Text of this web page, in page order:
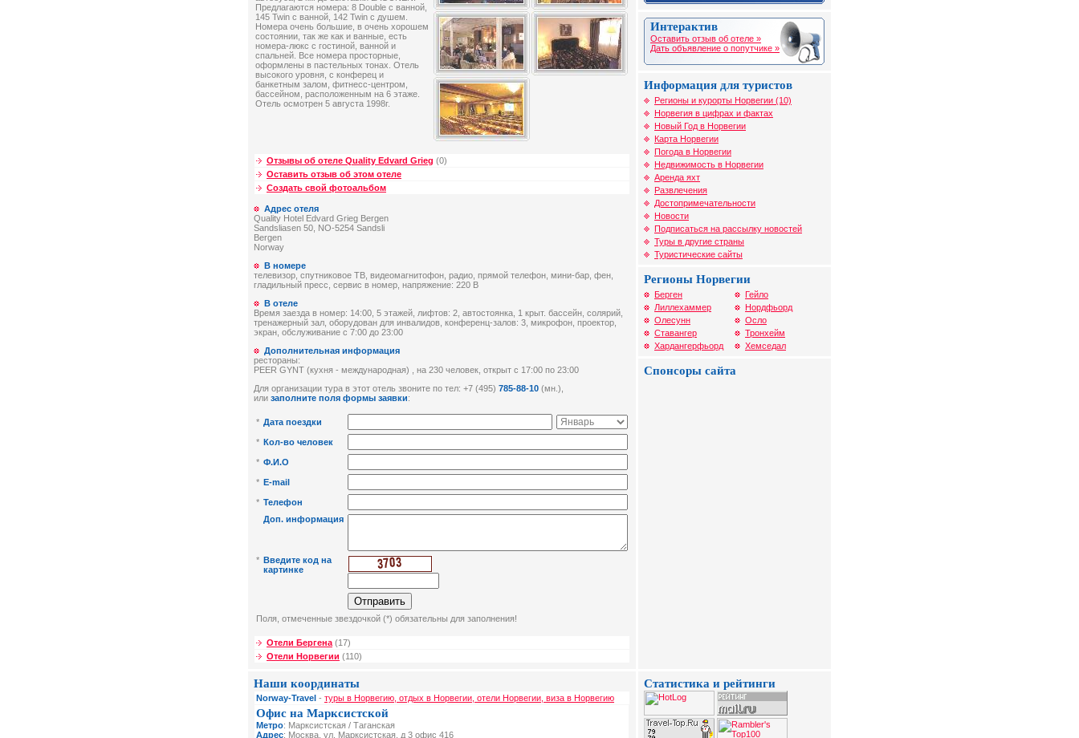
Предлагаются номера: 8 Double с ванной,
145 Twin с ванной, 142 Twin с душем.
Номера очень большие, в очень хорошем
состоянии, так же как и ванные, есть
номера-люкс с гостиной, ванной и
спальней. Все номера просторные,
оформлены в пастельных тонах. Отель
высокого уровня, с конферец и
банкетным залом, фитнесс-центром,
бассейном, расположенным на 6 этаже.
Отель осмотрен 5 августа 1998г.
Отзывы об отеле Quality Edvard Grieg (0)
Оставить отзыв об этом отеле
Создать свой фотоальбом
Адрес отеля
Quality Hotel Edvard Grieg Bergen
Sandsliasen 50, NO-5254 Sandsli
Bergen
Norway
В номере
телевизор, спутниковое ТВ, видеомагнитофон, радио, прямой телефон, мини-бар, фен,
гладильный пресс, сервис в номер, напряжение: 220 В
В отеле
Время заезда в номер: 14:00, 5 этажей, лифтов: 2, автостоянка, 1 крыт. бассейн, солярий,
тренажерный зал, оборудован для инвалидов, конференц-залов: 3, микрофон, проектор,
экран, обслуживание с 7:00 до 23:00
Дополнительная информация
рестораны:
PEER GYNT (кухня - международная) , на 230 человек, открыт c 17:00 по 23:00
Для организации тура в этот отель звоните по тел: +7 (495) 785-88-10 (мн.),
или заполните поля формы заявки:
* Дата поездки
* Кол-во человек
* Ф.И.О
* E-mail
* Телефон
Доп. информация
* Введите код на
картинке
Поля, отмеченные звездочкой (*) обязательны для заполнения!
Отели Бергена(17)
Отели Норвегии (110)
Интерактив
Оставить отзыв об отеле »
Дать объявление о попутчике »
Информация для туристов
Регионы и курорты Норвегии (10)
Норвегия в цифрах и фактах
Новый Год в Норвегии
Карта Норвегии
Погода в Норвегии
Недвижимость в Норвегии
Аренда яхт
Развлечения
Достопримечательности
Новости
Подписаться на рассылку новостей
Туры в другие страны
Туристические сайты
Регионы Норвегии
Берген
Лиллехаммер
Олесунн
Ставангер
Хардангерфьорд
Гейло
Нордфьорд
Осло
Тронхейм
Хемседал
Спонсоры сайта
Наши координаты
Norway-Travel - туры в Норвегию, отдых в Норвегии, отели Норвегии, виза в Норвегию
Офис на Марксистской
Метро: Марксистская / Таганская
Адрес: Москва, ул. Марксистская, д 3 офис 416
Статистика и рейтинги